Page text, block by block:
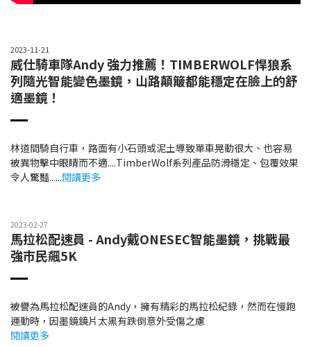
2023-11-21
威仕騎車隊Andy 強力推薦！TIMBERWOLF悍狼系
列隨光智能變色墨鏡，山路顛簸都能穩定在臉上的舒
適墨鏡！
林道間騎自行車，路面有小石頭或泥土導致單車晃動很大、也容易
被異物擊中眼睛而不適....TimberWolf系列產品防滑穩定、包覆效果
令人驚豔......閱讀更多
2023-02-27
馬拉松配速員 - Andy戴ONESEC智能墨鏡，挑戰最
強市民飆5K
被譽為馬拉松配速員的Andy，擁有精彩的馬拉松紀錄，然而在慢跑
運動時，因墨鏡鏡片太黑有跌倒意外受傷之慮
閱讀更多